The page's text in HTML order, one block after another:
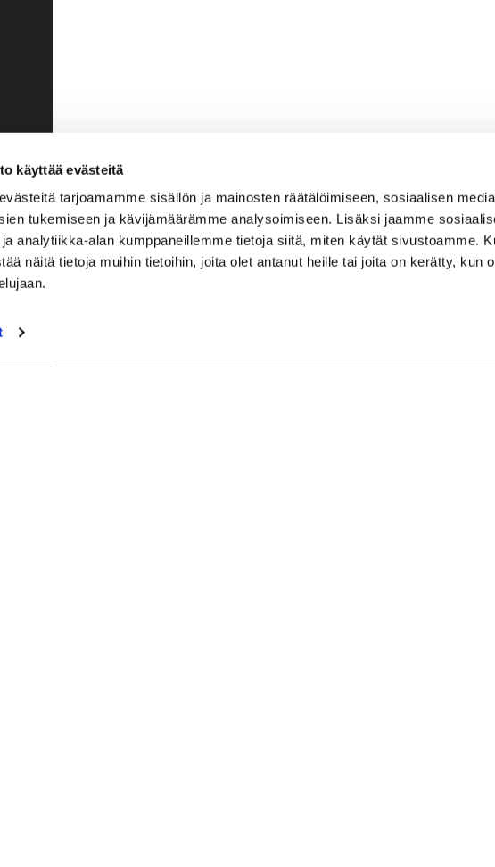
käyttää evästeitä
tarjoamamme sisällön ja mainosten räätälöimiseen, sosiaalisen
tukemiseen ja kävijämäärämme analysoimiseen. Lisäksi jaamme
analytiikka-alan kumppaneillemme tietoja siitä, miten käytät sivustoamme.
näitä tietoja muihin tietoihin, joita olet antanut heille tai joita on kerätty, kun